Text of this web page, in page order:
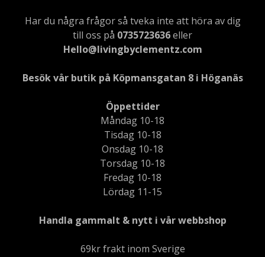
Har du några frågor så tveka inte att höra av dig
till oss på 0735723636eller
Hello@livingbyclementz.com
Besök vår butik på Köpmansgatan 8 i Höganäs
Öppettider
Måndag 10-18
Tisdag 10-18
Onsdag 10-18
Torsdag 10-18
Fredag 10-18
Lördag 11-15
Handla gammalt & nytt i vår webbshop
69kr frakt inom Sverige